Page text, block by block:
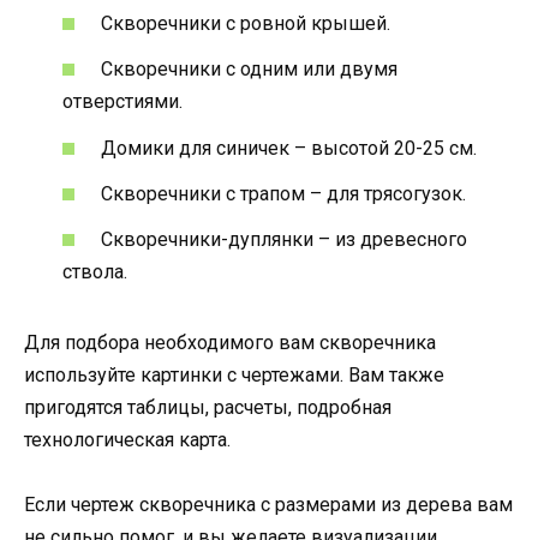
Скворечники с ровной крышей.
Скворечники с одним или двумя
отверстиями.
Домики для синичек – высотой 20-25 см.
Скворечники с трапом – для трясогузок.
Скворечники-дуплянки – из древесного
ствола.
Для подбора необходимого вам скворечника
используйте картинки с чертежами. Вам также
пригодятся таблицы, расчеты, подробная
технологическая карта.
Если чертеж скворечника с размерами из дерева вам